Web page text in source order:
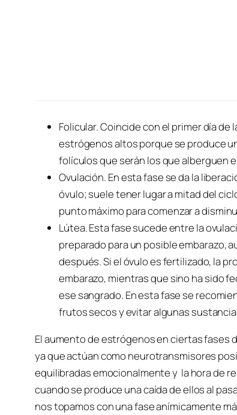
Folicular. Coincide con el primer día
estrógenos altos porque se produce
folículos que serán los que alberguen
Ovulación. En esta fase se da la
óvulo; suele tener lugar a mitad del
punto máximo para comenzar a
Lútea. Esta fase sucede entre la
preparado para un posible embarazo,
después. Si el óvulo es fertilizado, la
embarazo, mientras que sino ha sido
ese sangrado. En esta fase se
frutos secos y evitar algunas
El aumento de estrógenos en ciertas fases
ya que actúan como neurotransmisores
equilibradas emocionalmente y la hora de
cuando se produce una caída de ellos al
nos topamos con una fase anímicamente